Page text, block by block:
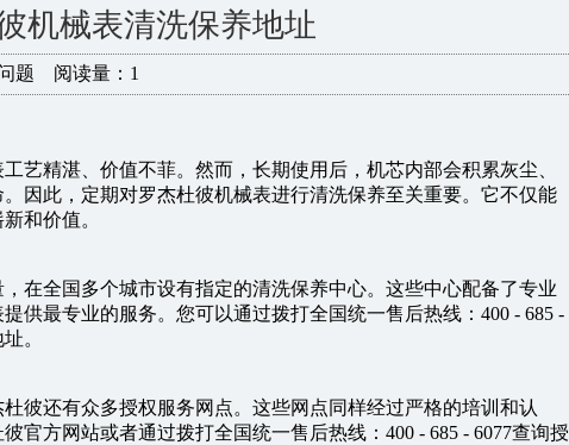
机械表清洗保养地址
题 阅读量：1
艺精湛、价值不菲。然而，长期使用后，机芯内部会积累灰尘、
因此，定期对罗杰杜彼机械表进行清洗保养至关重要。它不仅能
和价值。
在全国多个城市设有指定的清洗保养中心。这些中心配备了专业
供最专业的服务。您可以通过拨打全国统一售后热线：400 - 685 -
。
彼还有众多授权服务网点。这些网点同样经过严格的培训和认
官方网站或者通过拨打全国统一售后热线：400 - 685 - 6077查询授